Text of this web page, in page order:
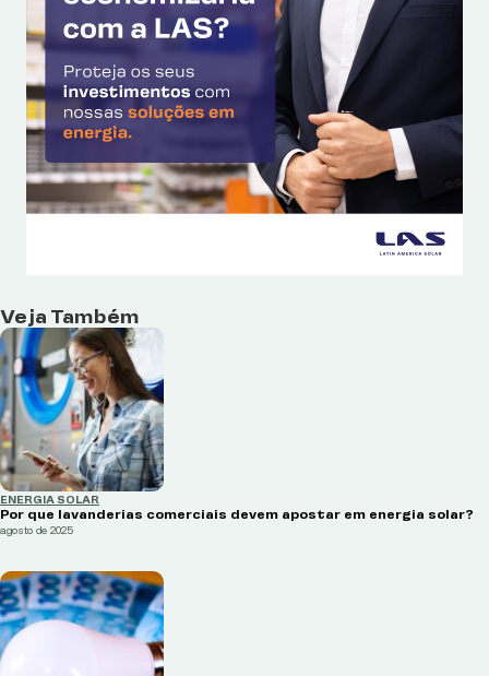
Veja Também
ENERGIA SOLAR
Por que lavanderias comerciais devem apostar em energia solar?
agosto de 2025